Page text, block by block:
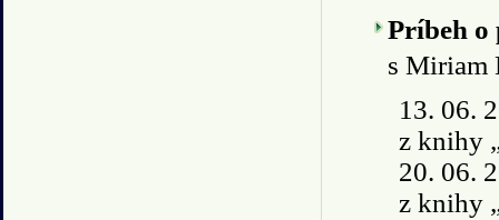
Príbeh
s Miriam
13. 06.
z knihy
20. 06.
z knihy